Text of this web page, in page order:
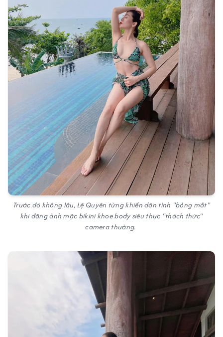
Trước đó không lâu, Lệ Quyên từng khiến dân tình "bỏng mắt"
khi đăng ảnh mặc bikini khoe body siêu thực "thách thức"
camera thường.